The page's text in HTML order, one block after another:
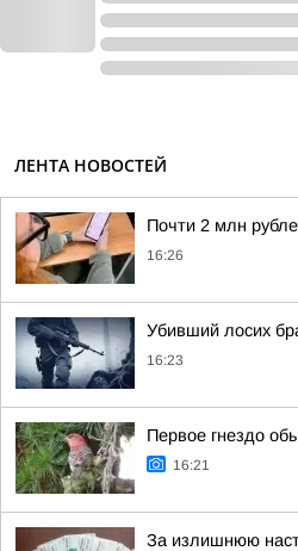
ЛЕНТА НОВОСТЕЙ
Почти 2 млн
16:26
Убивший лосих
16:23
Первое гнездо
16:21
За излишнюю